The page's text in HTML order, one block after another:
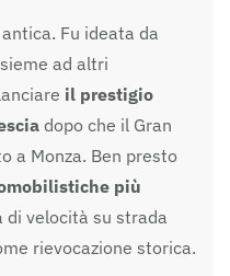
Fu ideata da
ad altri
il prestigio
dopo che il Gran
a Monza. Ben presto
più
di velocità su strada
rievocazione storica.